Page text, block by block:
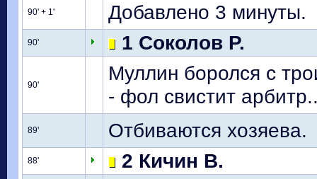
90' + 1' Добавлено 3 минуты.
90' 1 Соколов Р.
90'
Муллин боролся с
- фол свистит
89' Отбиваются хозяева.
88' 2 Кичин В.